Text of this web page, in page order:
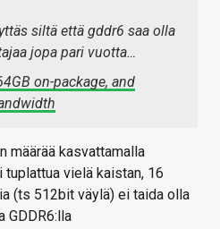
siltä että gddr6 saa olla
jopa pari vuotta…
on-package, and
määrää kasvattamalla
vielä kaistan, 16
(ts 512bit väylä) ei taida olla
GDDR6:lla